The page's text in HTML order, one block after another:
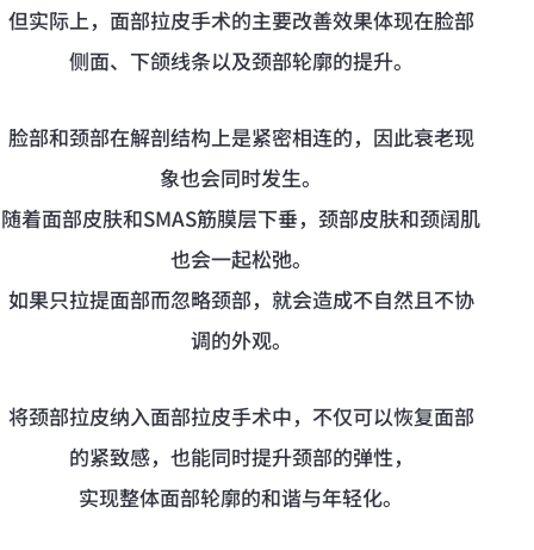
但实际上，面部拉皮手术的主要改善效果体现在脸部
侧面、下颌线条以及颈部轮廓的提升。
脸部和颈部在解剖结构上是紧密相连的，因此衰老现
象也会同时发生。
随着面部皮肤和SMAS筋膜层下垂，颈部皮肤和颈阔肌
也会一起松弛。
如果只拉提面部而忽略颈部，就会造成不自然且不协
调的外观。
将颈部拉皮纳入面部拉皮手术中，不仅可以恢复面部
的紧致感，也能同时提升颈部的弹性，
实现整体面部轮廓的和谐与年轻化。